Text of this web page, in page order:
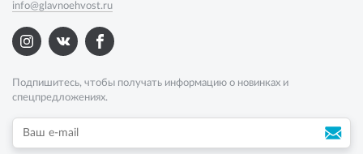
info@glavnoehvost.ru
Подпишитесь, чтобы получать информацию о новинках и
спецпредложениях.